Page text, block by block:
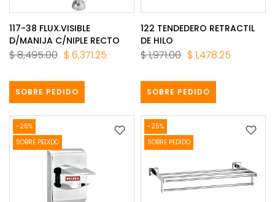
117-38 FLUX.VISIBLE
D/MANIJA C/NIPLE RECTO
$ 8,495.00 $ 6,371.25
SOBRE PEDIDO
122 TENDEDERO RETRACTIL
DE HILO
$ 1,971.00 $ 1,478.25
SOBRE PEDIDO
-25%
SOBRE PEDIDO
-25%
SOBRE PEDIDO